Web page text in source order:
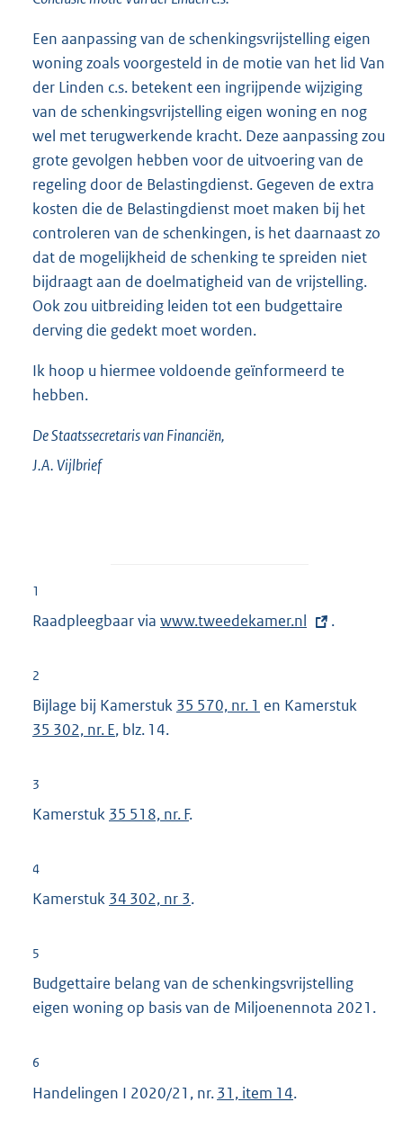
Een aanpassing van de schenkingsvrijstelling eigen
woning zoals voorgesteld in de motie van het lid Van
der Linden c.s. betekent een ingrijpende wijziging
van de schenkingsvrijstelling eigen woning en nog
wel met terugwerkende kracht. Deze aanpassing zou
grote gevolgen hebben voor de uitvoering van de
regeling door de Belastingdienst. Gegeven de extra
kosten die de Belastingdienst moet maken bij het
controleren van de schenkingen, is het daarnaast zo
dat de mogelijkheid de schenking te spreiden niet
bijdraagt aan de doelmatigheid van de vrijstelling.
Ook zou uitbreiding leiden tot een budgettaire
derving die gedekt moet worden.
Ik hoop u hiermee voldoende geïnformeerd te
hebben.
De Staatssecretaris van Financiën,
J.A.Vijlbrief
1
Raadpleegbaar via E
www.tweedekamer.nl .
2
Bijlage bij Kamerstuk 35 570, nr. 1 en Kamerstuk
35 302, nr. E, blz. 14.
3
Kamerstuk 35 518, nr. F.
4
Kamerstuk 34 302, nr 3.
5
Budgettaire belang van de schenkingsvrijstelling
eigen woning op basis van de Miljoenennota 2021.
6
Handelingen I 2020/21, nr.31, item 14.